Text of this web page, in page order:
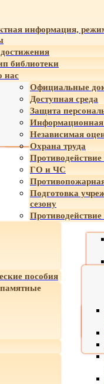
информация,
библиотеки
нас
Официальные
Доступная среда
Защита
Информационная
Независимая
Охрана труда
Противодействие
ГО и ЧС
Подготовка
сезону
пособия